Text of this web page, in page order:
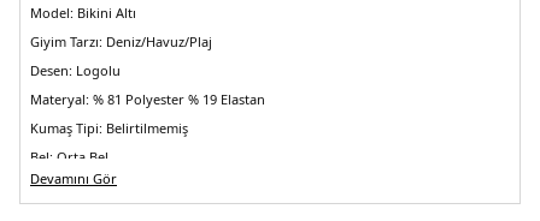
Model: Bikini Altı
Giyim Tarzı: Deniz/Havuz/Plaj
Desen: Logolu
Materyal: % 81 Polyester % 19 Elastan
Kumaş Tipi: Belirtilmemiş
Bel: Orta Bel
Yaş Grubu:Yetişkin
Devamını Gör